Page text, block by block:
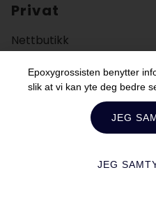
Privat
Nettbutikk
Veiledning
Bedrift
Epoxygrossisten benytter
slik at vi kan yte deg bedre
JEG
JEG